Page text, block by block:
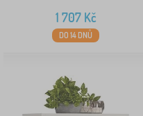
6 424 Kč
1 707Kč
DO 14 DNŮ